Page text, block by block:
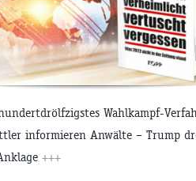
Wahlkampf-
informieren Anwälte – Trump
+++